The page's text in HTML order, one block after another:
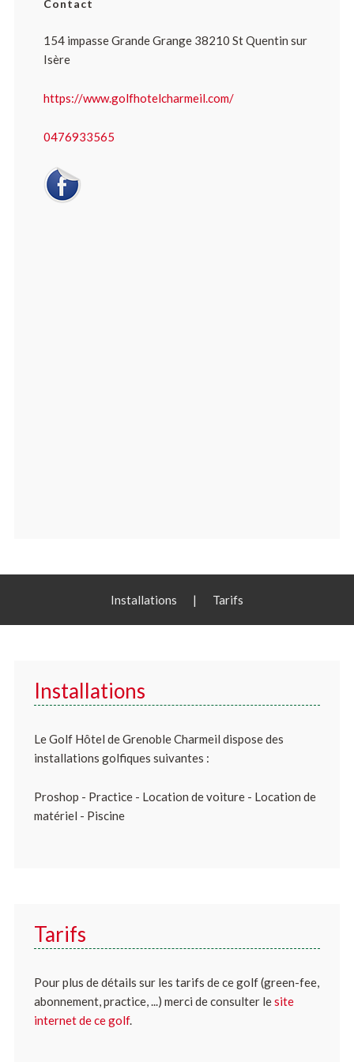
Contact
154 impasse Grande Grange 38210 St Quentin sur
Isère
https://www.golfhotelcharmeil.com/
0476933565
Installations | Tarifs
Installations
Le Golf Hôtel de Grenoble Charmeil dispose des
installations golfiques suivantes :
Proshop - Practice - Location de voiture - Location de
matériel - Piscine
Tarifs
Pour plus de détails sur les tarifs de ce golf (green-fee,
abonnement, practice, ...) merci de consulter lesite
internet de ce golf.